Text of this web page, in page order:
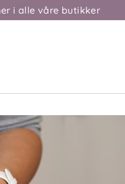
i alle våre butikker